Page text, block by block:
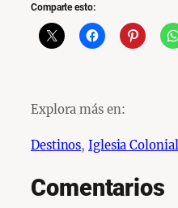
Comparte esto:
Explora más en:
Destinos, Iglesia Colonial
Comentarios